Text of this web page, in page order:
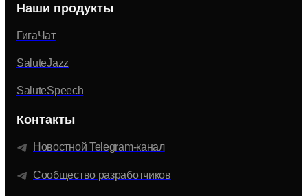
Наши продукты
ГигаЧат
SaluteJazz
SaluteSpeech
Контакты
Новостной Telegram-канал
Сообщество разработчиков